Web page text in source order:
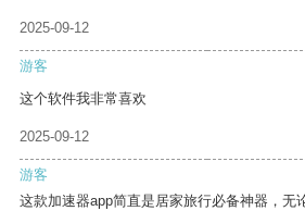
2025-09-12
游客
这个软件我非常喜欢
2025-09-12
游客
这款加速器app简直是居家旅行必备神器，无